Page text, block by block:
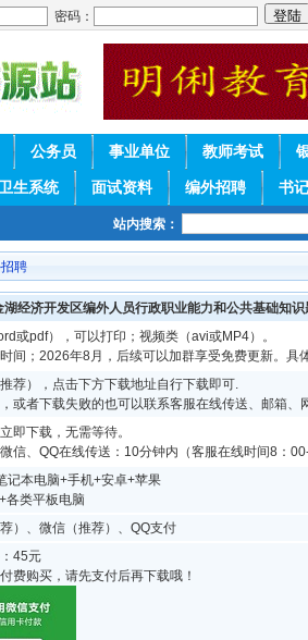
密码：
公务员 事业单位 教师考试
生系统 面试资料 编外招聘 书
站内搜索：
聘
经济开发区编外人员行政职业能力和公共基础知识
或pdf），可以打印；视频类（avi或MP4）。
间；2026年8月，后续可以加群享受免费更新。具
荐），点击下方下载地址自行下载即可.
或者下载失败的也可以联系客服在线传送、邮箱、
即下载，无需等待。
信、QQ在线传送：10分钟内（客服在线时间8：
记本电脑+手机+安卓+苹果
各类平板电脑
）、微信（推荐）、QQ支付
45元
费购买，请先支付后再下载哦！